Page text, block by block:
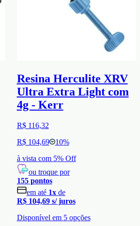
Resina Herculite XRV
Ultra Extra Light com
4g - Kerr
R$ 116,32
R$ 104,69
10%
à vista com 5% Off
ou troque por
155pontos
em até 1x de
R$ 104,69 s/ juros
Disponível em 5 opções